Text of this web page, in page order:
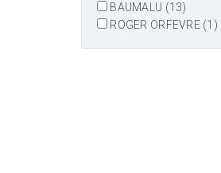
BAUMALU (13)
ROGER ORFEVRE (1)